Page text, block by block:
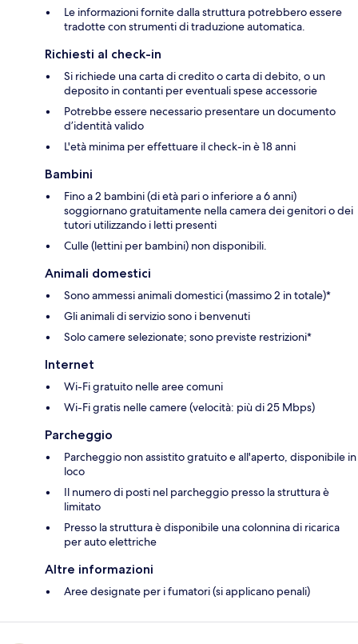
Le informazioni fornite dalla struttura potrebbero essere
tradotte con strumenti di traduzione automatica.
Richiesti al check-in
Si richiede una carta di credito o carta di debito, o un
deposito in contanti per eventuali spese accessorie
Potrebbe essere necessario presentare un documento
d’identità valido
L'età minima per effettuare il check-in è 18 anni
Bambini
Fino a 2 bambini (di età pari o inferiore a 6 anni)
soggiornano gratuitamente nella camera dei genitori o dei
tutori utilizzando i letti presenti
Culle (lettini per bambini) non disponibili.
Animali domestici
Sono ammessi animali domestici (massimo 2 in totale)*
Gli animali di servizio sono i benvenuti
Solo camere selezionate; sono previste restrizioni*
Internet
Wi-Fi gratuito nelle aree comuni
Wi-Fi gratis nelle camere (velocità: più di 25 Mbps)
Parcheggio
Parcheggio non assistito gratuito e all'aperto, disponibile in
loco
Il numero di posti nel parcheggio presso la struttura è
limitato
Presso la struttura è disponibile una colonnina di ricarica
per auto elettriche
Altre informazioni
Aree designate per i fumatori (si applicano penali)